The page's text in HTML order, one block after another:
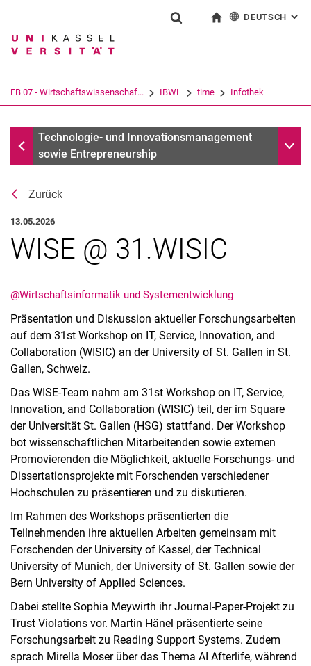
Springe direkt zu: Inhalt
Springe direkt zu: Suche
Springe direkt zu:
Suchbegriff
Suchen (öffnet externen Link in einem
DEUTSCH :
FB 07 - Wirtschaftswissenschaf... IBWL time Infothek
Infothek
Technologie- und Innovationsmanagement
sowie Entrepreneurship
Kooperation
Zurück
13.05.2026
WISE @ 31.WISIC
@Wirtschaftsinformatik und Systementwicklung
Präsentation und Diskussion aktueller Forschungsarbeiten
auf dem 31st Workshop on IT, Service, Innovation, and
Collaboration (WISIC) an der University of St. Gallen in St.
Gallen, Schweiz.
Das WISE-Team nahm am 31st Workshop on IT, Service,
Innovation, and Collaboration (WISIC) teil, der im Square
der Universität St. Gallen (HSG) stattfand. Der Workshop
bot wissenschaftlichen Mitarbeitenden sowie externen
Promovierenden die Möglichkeit, aktuelle Forschungs- und
Dissertationsprojekte mit Forschenden verschiedener
Hochschulen zu präsentieren und zu diskutieren.
Im Rahmen des Workshops präsentierten die
Teilnehmenden ihre aktuellen Arbeiten gemeinsam mit
Forschenden der University of Kassel, der Technical
University of Munich, der University of St. Gallen sowie der
Bern University of Applied Sciences.
Dabei stellte Sophia Meywirth ihr Journal-Paper-Projekt zu
Trust Violations vor. Martin Hänel präsentierte seine
Forschungsarbeit zu Reading Support Systems. Zudem
sprach Mirella Moser über das Thema AI Afterlife, während